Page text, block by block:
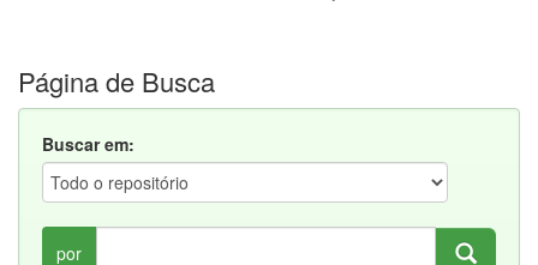
Página de Busca
Buscar em:
por